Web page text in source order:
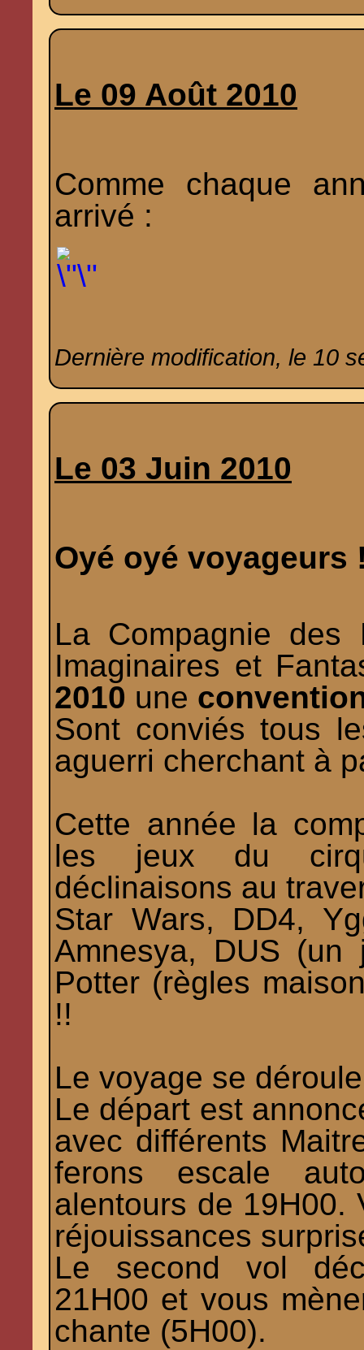
Le 09 Août 2010
Comme chaque
arrivé :
Dernière modification, le 10
Le 03 Juin 2010
Oyé oyé voyageurs
La Compagnie des
Imaginaires et
2010 une
Sont conviés tous
aguerri cherchant à
Cette année la
les jeux du
déclinaisons au
Star Wars, DD4,
Amnesya, DUS
Potter (règles
!!
Le voyage se
Le départ est
avec différents
ferons escale
alentours de 19H00.
réjouissances
Le second vol
21H00 et vous
chante (5H00).